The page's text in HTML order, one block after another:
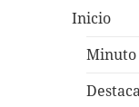
Inicio